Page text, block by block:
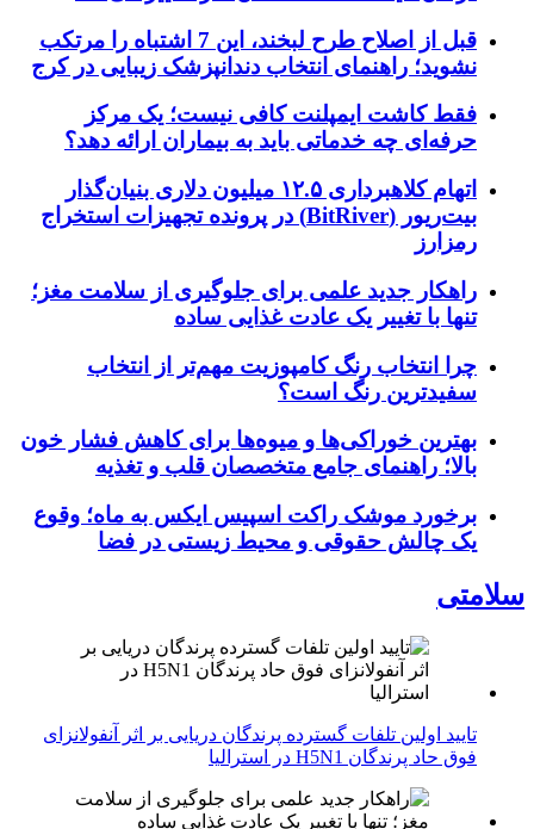
قبل از اصلاح طرح لبخند، این 7 اشتباه را مرتکب
نشوید؛ راهنمای انتخاب دندانپزشک زیبایی در کرج
فقط کاشت ایمپلنت کافی نیست؛ یک مرکز
حرفه‌ای چه خدماتی باید به بیماران ارائه دهد؟
اتهام کلاهبرداری ۱۲.۵ میلیون دلاری بنیان‌گذار
بیت‌ریور (BitRiver) در پرونده تجهیزات استخراج
رمزارز
راهکار جدید علمی برای جلوگیری از سلامت مغز؛
تنها با تغییر یک عادت غذایی ساده
چرا انتخاب رنگ کامپوزیت مهم‌تر از انتخاب
سفیدترین رنگ است؟
بهترین خوراکی‌ها و میوه‌ها برای کاهش فشار خون
بالا؛ راهنمای جامع متخصصان قلب و تغذیه
برخورد موشک راکت اسپیس ایکس به ماه؛ وقوع
یک چالش حقوقی و محیط زیستی در فضا
سلامتی
تایید اولین تلفات گسترده پرندگان دریایی بر اثر آنفولانزای
فوق حاد پرندگان H5N1 در استرالیا